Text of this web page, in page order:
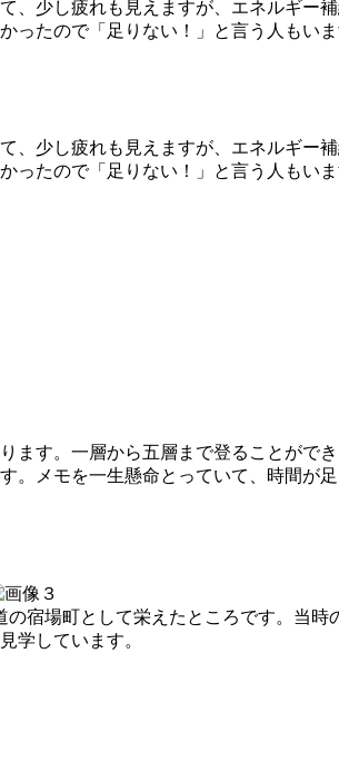
、少し疲れも見えますが、エネルギー
ったので「足りない！」と言う人もいま
、少し疲れも見えますが、エネルギー
ったので「足りない！」と言う人もいま
ます。一層から五層まで登ることがで
。メモを一生懸命とっていて、時間が足
宿場町として栄えたところです。当
学しています。